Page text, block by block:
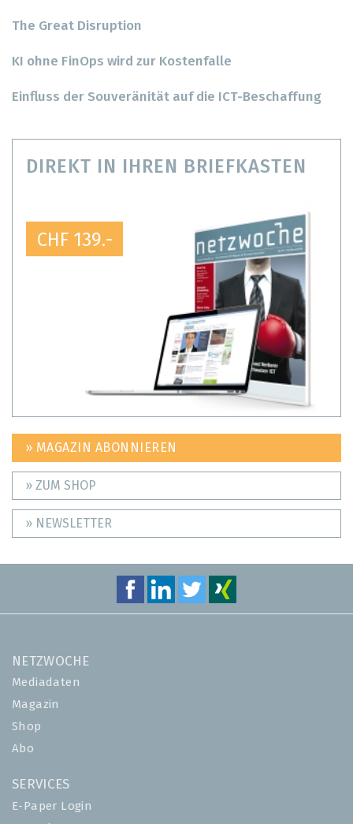
The Great Disruption
KI ohne FinOps wird zur Kostenfalle
Einfluss der Souveränität auf die ICT-Beschaffung
DIREKT IN IHREN BRIEFKASTEN
CHF 139.-
» MAGAZIN ABONNIEREN
» ZUM SHOP
» NEWSLETTER
NETZWOCHE
Mediadaten
Magazin
Shop
Abo
SERVICES
E-Paper Login